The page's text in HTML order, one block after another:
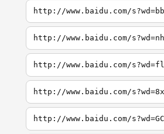
http://www.baidu.com/
http://www.baidu.com/
http://www.baidu.com/
http://www.baidu.com/
http://www.baidu.com/